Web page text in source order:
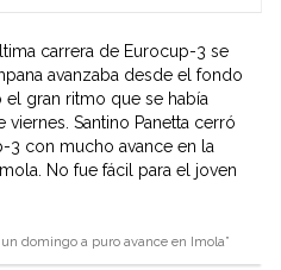
to
website
or
other
works.
admin
carrera de Eurocup-3 se
avanzaba desde el fondo
gran ritmo que se había
Santino Panetta cerró
3 con mucho avance en la
No fue fácil para el joven
domingo a puro avance en Imola”